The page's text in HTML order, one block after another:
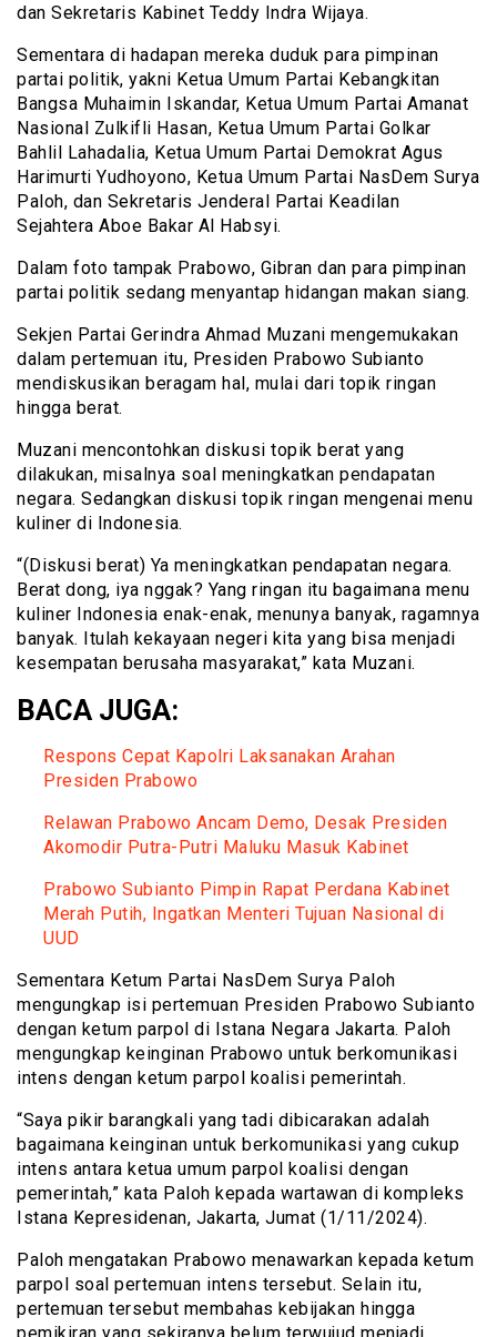
dan Sekretaris Kabinet Teddy Indra Wijaya.
Sementara di hadapan mereka duduk para pimpinan
partai politik, yakni Ketua Umum Partai Kebangkitan
Bangsa Muhaimin Iskandar, Ketua Umum Partai Amanat
Nasional Zulkifli Hasan, Ketua Umum Partai Golkar
Bahlil Lahadalia, Ketua Umum Partai Demokrat Agus
Harimurti Yudhoyono, Ketua Umum Partai NasDem Surya
Paloh, dan Sekretaris Jenderal Partai Keadilan
Sejahtera Aboe Bakar Al Habsyi.
Dalam foto tampak Prabowo, Gibran dan para pimpinan
partai politik sedang menyantap hidangan makan siang.
Sekjen Partai Gerindra Ahmad Muzani mengemukakan
dalam pertemuan itu, Presiden Prabowo Subianto
mendiskusikan beragam hal, mulai dari topik ringan
hingga berat.
Muzani mencontohkan diskusi topik berat yang
dilakukan, misalnya soal meningkatkan pendapatan
negara. Sedangkan diskusi topik ringan mengenai menu
kuliner di Indonesia.
“(Diskusi berat) Ya meningkatkan pendapatan negara.
Berat dong, iya nggak? Yang ringan itu bagaimana menu
kuliner Indonesia enak-enak, menunya banyak, ragamnya
banyak. Itulah kekayaan negeri kita yang bisa menjadi
kesempatan berusaha masyarakat,” kata Muzani.
BACA JUGA:
Respons Cepat Kapolri Laksanakan Arahan
Presiden Prabowo
Relawan Prabowo Ancam Demo, Desak Presiden
Akomodir Putra-Putri Maluku Masuk Kabinet
Prabowo Subianto Pimpin Rapat Perdana Kabinet
Merah Putih, Ingatkan Menteri Tujuan Nasional di
UUD
Sementara Ketum Partai NasDem Surya Paloh
mengungkap isi pertemuan Presiden Prabowo Subianto
dengan ketum parpol di Istana Negara Jakarta. Paloh
mengungkap keinginan Prabowo untuk berkomunikasi
intens dengan ketum parpol koalisi pemerintah.
“Saya pikir barangkali yang tadi dibicarakan adalah
bagaimana keinginan untuk berkomunikasi yang cukup
intens antara ketua umum parpol koalisi dengan
pemerintah,” kata Paloh kepada wartawan di kompleks
Istana Kepresidenan, Jakarta, Jumat (1/11/2024).
Paloh mengatakan Prabowo menawarkan kepada ketum
parpol soal pertemuan intens tersebut. Selain itu,
pertemuan tersebut membahas kebijakan hingga
pemikiran yang sekiranya belum terwujud menjadi